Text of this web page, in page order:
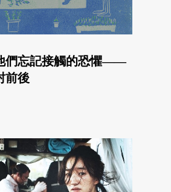
們忘記接觸的恐懼——
前後